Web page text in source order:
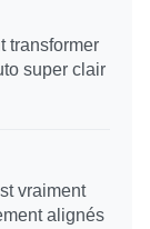
transformer
super clair
vraiment
alignés